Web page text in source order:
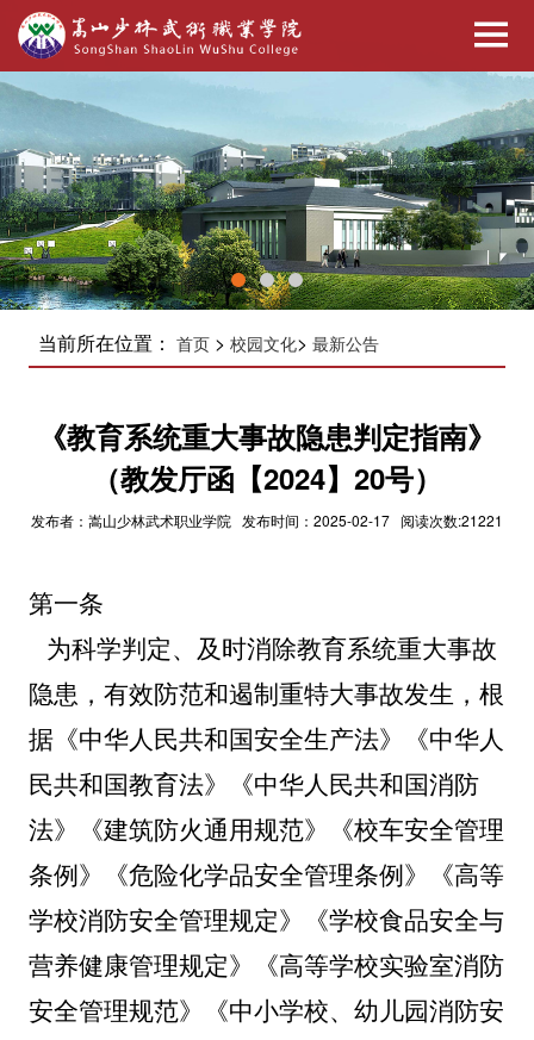
当前所在位置： 首页> 校园文化> 最新公告
《教育系统重大事故隐患判定指南》
（教发厅函【2024】20号）
发布者：嵩山少林武术职业学院 发布时间：2025-02-17 阅读次数:21221
第一条
为科学判定、及时消除教育系统重大事故
隐患，有效防范和遏制重特大事故发生，根
据《中华人民共和国安全生产法》《中华人
民共和国教育法》《中华人民共和国消防
法》《建筑防火通用规范》《校车安全管理
条例》《危险化学品安全管理条例》《高等
学校消防安全管理规定》《学校食品安全与
营养健康管理规定》《高等学校实验室消防
安全管理规范》《中小学校、幼儿园消防安